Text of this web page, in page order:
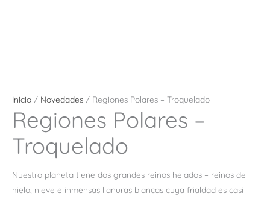
Inicio / Novedades / Regiones Polares – Troquelado
Regiones Polares –
Troquelado
Nuestro planeta tiene dos grandes reinos helados – reinos de
hielo, nieve e inmensas llanuras blancas cuya frialdad es casi